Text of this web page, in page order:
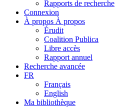
Rapports de recherche
Connexion
À propos À propos
Érudit
Coalition Publica
Libre accès
Rapport annuel
Recherche avancée
FR
Français
English
Ma bibliothèque